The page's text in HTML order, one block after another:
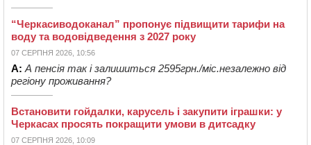
“Черкасиводоканал” пропонує підвищити тарифи на
воду та водовідведення з 2027 року
07 СЕРПНЯ 2026, 10:56
А: А пенсія так і залишиться 2595грн./міс.незалежно від
регіону проживання?
Встановити гойдалки, карусель і закупити іграшки: у
Черкасах просять покращити умови в дитсадку
07 СЕРПНЯ 2026, 10:09